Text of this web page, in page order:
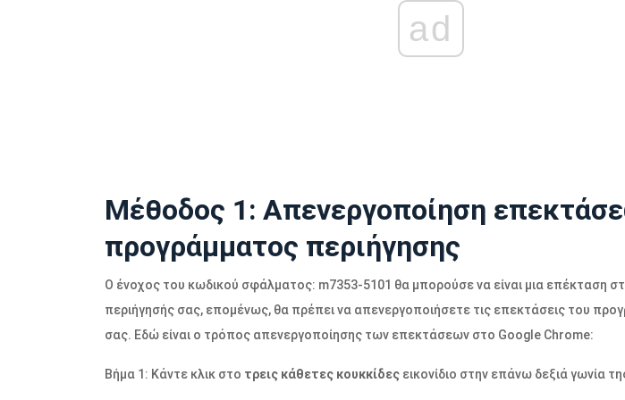
ad
Μέθοδος 1: Απενεργοποίηση
προγράμματος περιήγησης
Ο ένοχος του κωδικού σφάλματος: m7353-5101 θα μπορούσε να είναι μια επέκταση
περιήγησής σας, επομένως, θα πρέπει να απενεργοποιήσετε τις επεκτάσεις του
σας. Εδώ είναι ο τρόπος απενεργοποίησης των επεκτάσεων στο Google Chrome:
Βήμα 1: Κάντε κλικ στο τρεις κάθετες κουκκίδες εικονίδιο στην επάνω δεξιά γωνία